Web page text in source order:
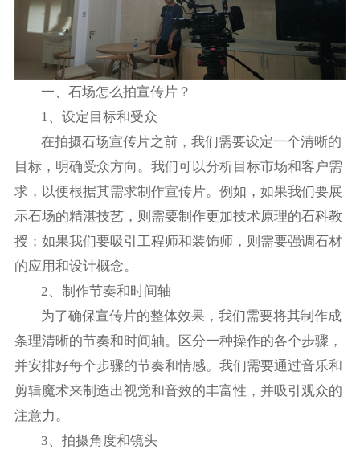
一、石场怎么拍宣传片？
1、设定目标和受众
在拍摄石场宣传片之前，我们需要设定一个清晰的
目标，明确受众方向。我们可以分析目标市场和客户需
求，以便根据其需求制作宣传片。例如，如果我们要展
示石场的精湛技艺，则需要制作更加技术原理的石科教
授；如果我们要吸引工程师和装饰师，则需要强调石材
的应用和设计概念。
2、制作节奏和时间轴
为了确保宣传片的整体效果，我们需要将其制作成
条理清晰的节奏和时间轴。区分一种操作的各个步骤，
并安排好每个步骤的节奏和情感。我们需要通过音乐和
剪辑魔术来制造出视觉和音效的丰富性，并吸引观众的
注意力。
3、拍摄角度和镜头